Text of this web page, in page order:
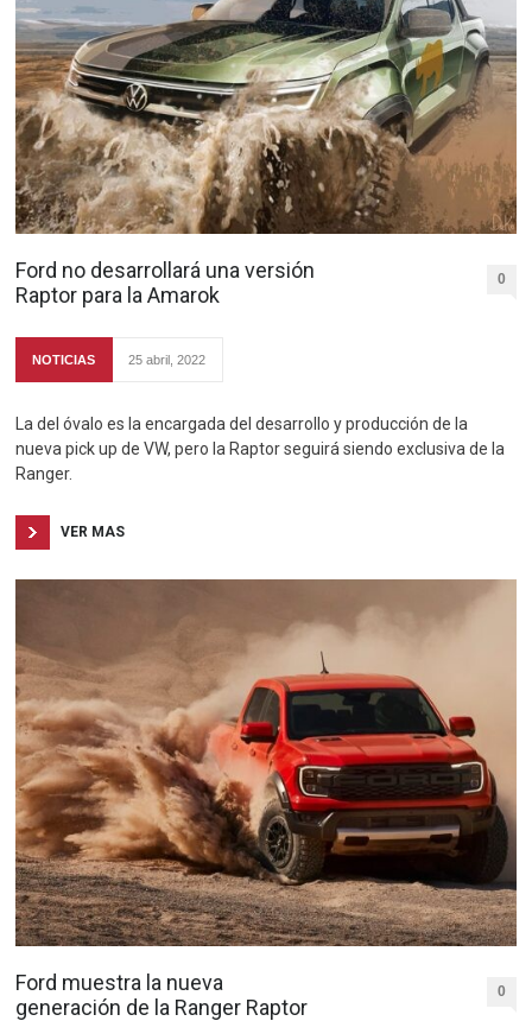
Ford no desarrollará una versión
Raptor para la Amarok
0
NOTICIAS 25 abril, 2022
La del óvalo es la encargada del desarrollo y producción de la
nueva pick up de VW, pero la Raptor seguirá siendo exclusiva de la
Ranger.
VER MAS
Ford muestra la nueva
generación de la Ranger Raptor
0